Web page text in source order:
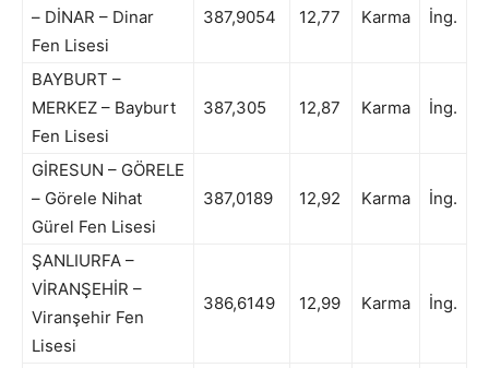
– DİNAR – Dinar
Fen Lisesi
387,9054 12,77 Karma İng.
BAYBURT –
MERKEZ – Bayburt
Fen Lisesi
387,305 12,87 Karma İng.
GİRESUN – GÖRELE
– Görele Nihat
Gürel Fen Lisesi
387,0189 12,92 Karma İng.
ŞANLIURFA –
VİRANŞEHİR –
Viranşehir Fen
Lisesi
386,6149 12,99 Karma İng.